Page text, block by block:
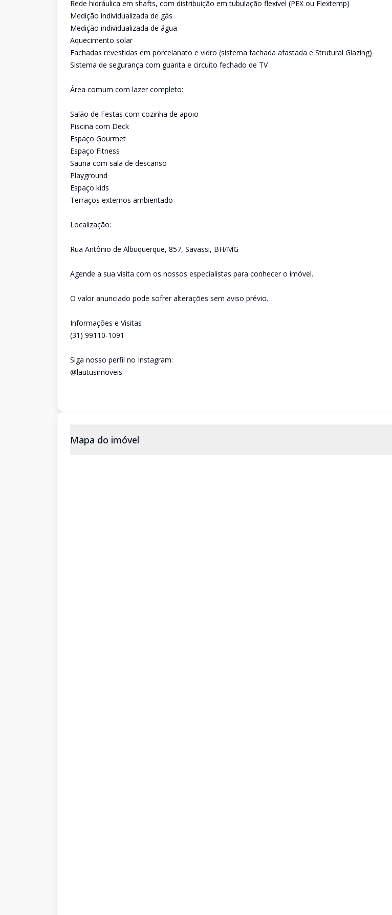
Rede hidráulica em shafts, com distribuição em tubulação flexível (PEX ou Flextemp)
Medição individualizada de gás
Medição individualizada de água
Aquecimento solar
Fachadas revestidas em porcelanato e vidro (sistema fachada afastada e Strutural Glazing)
Sistema de segurança com guarita e circuito fechado de TV
Área comum com lazer completo:
Salão de Festas com cozinha de apoio
Piscina com Deck
Espaço Gourmet
Espaço Fitness
Sauna com sala de descanso
Playground
Espaço kids
Terraços externos ambientado
Localização:
Rua Antônio de Albuquerque, 857, Savassi, BH/MG
Agende a sua visita com os nossos especialistas para conhecer o imóvel.
O valor anunciado pode sofrer alterações sem aviso prévio.
Informações e Visitas
(31) 99110-1091
Siga nosso perfil no Instagram:
@lautusimoveis
Mapa do imóvel